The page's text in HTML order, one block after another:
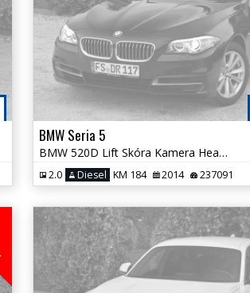
BMW Seria 5
BMW 520D Lift Skóra Kamera HeadUp Panorama Hak NOWY ROZRZĄD Śliczna
2.0 Diesel KM 184 2014 237091